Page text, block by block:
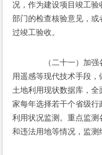
况，作为建设项目竣工
部门的检查核验意见，
过竣工验收。
（二十一）加强
用遥感等现代技术手段
土地利用现状数据库，全
家每年选择若干个省级
利用状况监测。重点监
和违法用地等情况，监测